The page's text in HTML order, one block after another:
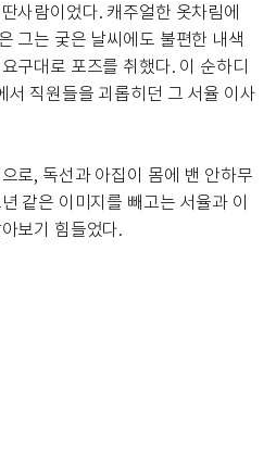
사람이었다. 캐주얼한 옷차림에
그는 궂은 날씨에도 불편한 내색
구대로 포즈를 취했다. 이 순하디
서 직원들을 괴롭히던 그 서율 이사
로, 독선과 아집이 몸에 밴 안하무
같은 이미지를 빼고는 서율과 이
보기 힘들었다.